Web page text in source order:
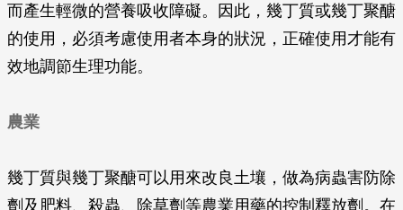
而產生輕微的營養吸收障礙。因此，幾丁質或幾丁聚醣
的使用，必須考慮使用者本身的狀況，正確使用才能有
效地調節生理功能。
農業
幾丁質與幾丁聚醣可以用來改良土壤，做為病蟲害防除
劑及肥料、殺蟲、除草劑等農業用藥的控制釋放劑。在